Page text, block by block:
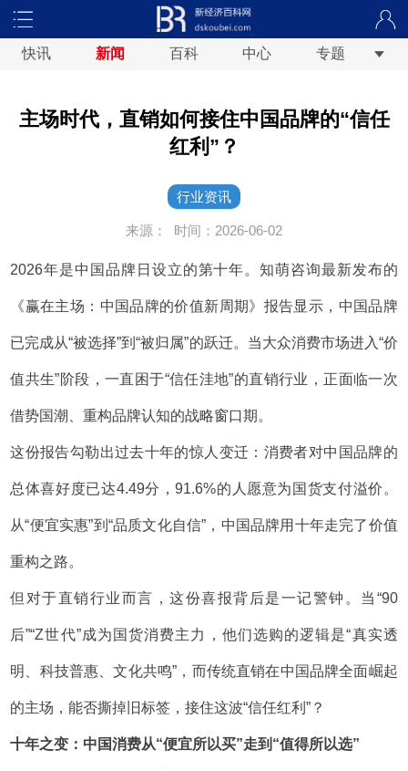
快讯 新闻 百科 中心 专题
主场时代，直销如何接住中国品牌的“信任
红利”？
行业资讯
来源： 时间：2026-06-02
2026年是中国品牌日设立的第十年。知萌咨询最新发布的
《赢在主场：中国品牌的价值新周期》报告显示，中国品牌
已完成从“被选择”到“被归属”的跃迁。当大众消费市场进入“价
值共生”阶段，一直困于“信任洼地”的直销行业，正面临一次
借势国潮、重构品牌认知的战略窗口期。
这份报告勾勒出过去十年的惊人变迁：消费者对中国品牌的
总体喜好度已达4.49分，91.6%的人愿意为国货支付溢价。
从“便宜实惠”到“品质文化自信”，中国品牌用十年走完了价值
重构之路。
但对于直销行业而言，这份喜报背后是一记警钟。当“90
后”“Z世代”成为国货消费主力，他们选购的逻辑是“真实透
明、科技普惠、文化共鸣”，而传统直销在中国品牌全面崛起
的主场，能否撕掉旧标签，接住这波“信任红利”？
十年之变：中国消费从“便宜所以买”走到“值得所以选”